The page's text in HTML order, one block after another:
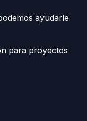
ayudarle
para proyectos